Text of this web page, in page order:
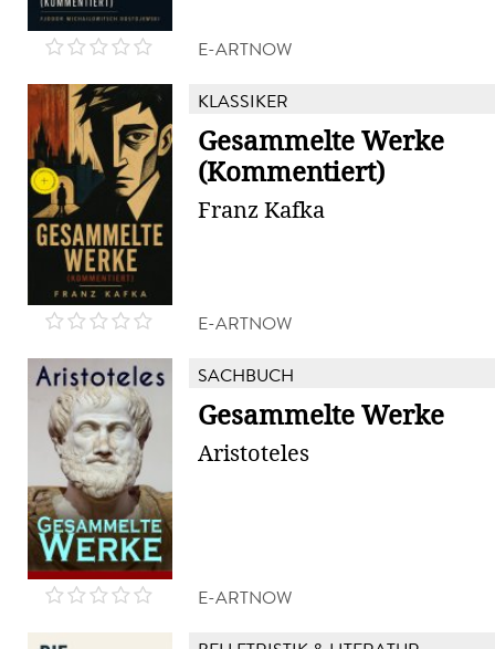
E-ARTNOW
KLASSIKER
Gesammelte Werke
(Kommentiert)
Franz Kafka
E-ARTNOW
SACHBUCH
Gesammelte Werke
Aristoteles
E-ARTNOW